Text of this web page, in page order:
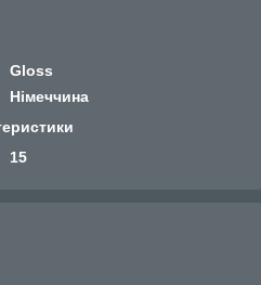
Gloss
Німеччина
15